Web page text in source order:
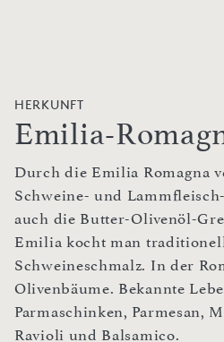
HERKUNFT
Emilia-
Durch die Emilia Romagna
Schweine- und
auch die Butter-Olivenöl-
Emilia kocht man
Schweineschmalz. In der
Olivenbäume. Bekannte
Parmaschinken, Parmesan,
Ravioli und Balsamico.